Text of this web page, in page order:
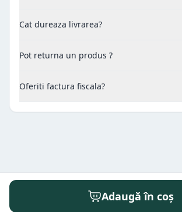
Cat dureaza livrarea?
Pot returna un produs ?
Oferiti factura fiscala?
Adaugă în coș